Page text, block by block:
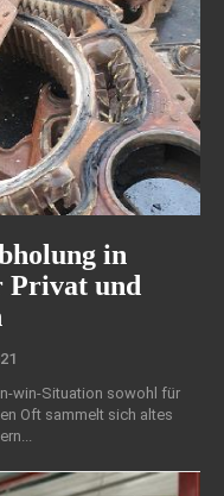
in
Privat und
win-Situation sowohl für
Oft sammelt sich altes